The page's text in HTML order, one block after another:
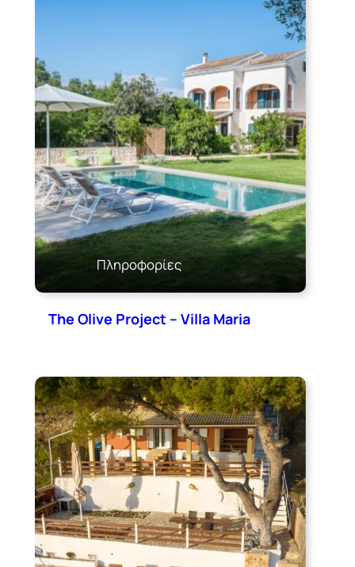
Πληροφορίες
The Olive Project – Villa Maria